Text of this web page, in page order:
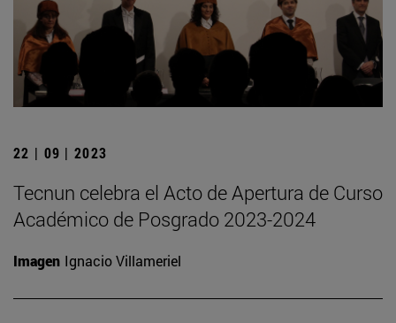
22 | 09 | 2023
Tecnun celebra el Acto de Apertura de Curso
Académico de Posgrado 2023-2024
Imagen Ignacio Villameriel